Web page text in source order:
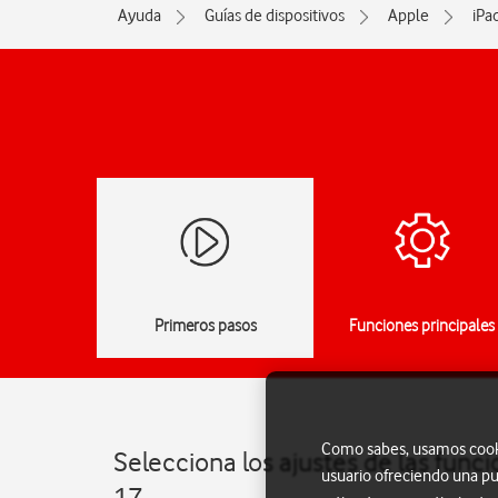
Ayuda Guías de dispositivos Apple
Primeros pasos Funciones principales
Selecciona los ajustes de las
Como sabes, usamos
usuario ofreciendo una